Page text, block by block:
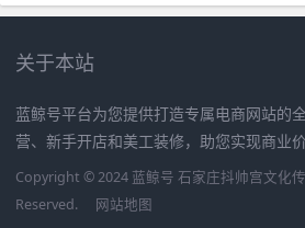
关于本站
蓝鲸号平台为您提供打造专属电商网站的
营、新手开店和美工装修，助您实现商业价
Copyright © 2024 蓝鲸号 石家庄抖帅宫文化
Reserved.
网站地图